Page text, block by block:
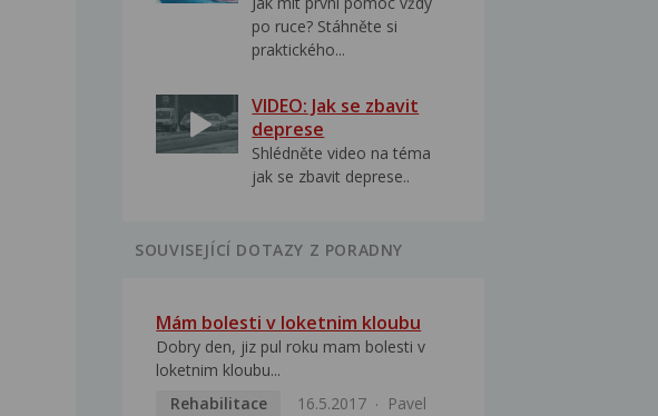
po ruce? Stáhněte si
praktického...
VIDEO: Jak se zbavit
deprese
Shlédněte video na téma
jak se zbavit deprese..
SOUVISEJÍCÍ DOTAZY Z PORADNY
Mám bolesti v loketnim kloubu
Dobry den, jiz pul roku mam bolesti v
loketnim kloubu...
Rehabilitace
16.5.2017 Pavel